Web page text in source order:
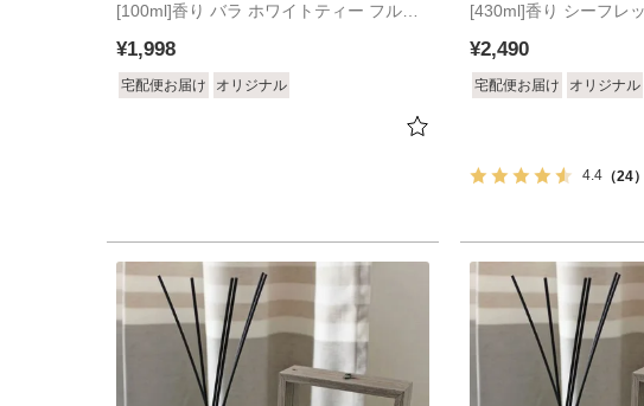
[100ml]香り バラ ホワイトティー フルー
セット
¥1,998
宅配便お届け オリジナル
[430ml]香り シーフレ
¥2,490
宅配便お届け オリジナル
4.4 （24）